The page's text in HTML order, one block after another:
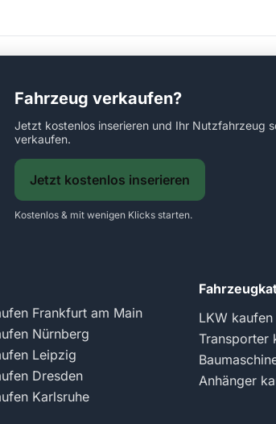
Fahrzeug verkaufen?
Jetzt kostenlos inserieren und Ihr Nutzfahrzeug
verkaufen.
Jetzt kostenlos inserieren
Kostenlos & mit wenigen Klicks starten.
Frankfurt am Main
Nürnberg
Leipzig
Dresden
Karlsruhe
LKW kaufen
Transporter
Anhänger